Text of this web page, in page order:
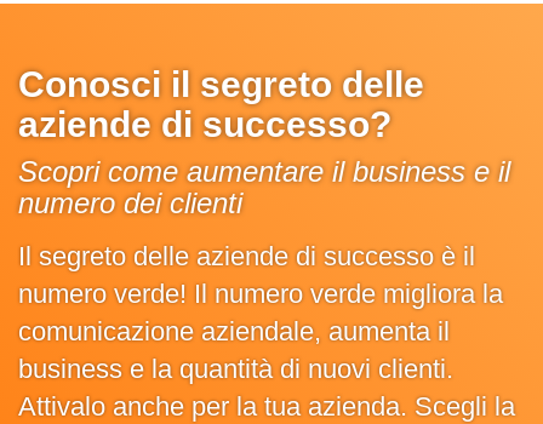
Conosci il segreto delle
aziende di successo?
Scopri come aumentare il business e il
numero dei clienti
Il segreto delle aziende di successo è il
numero verde! Il numero verde migliora la
comunicazione aziendale, aumenta il
business e la quantità di nuovi clienti.
Attivalo anche per la tua azienda. Scegli la